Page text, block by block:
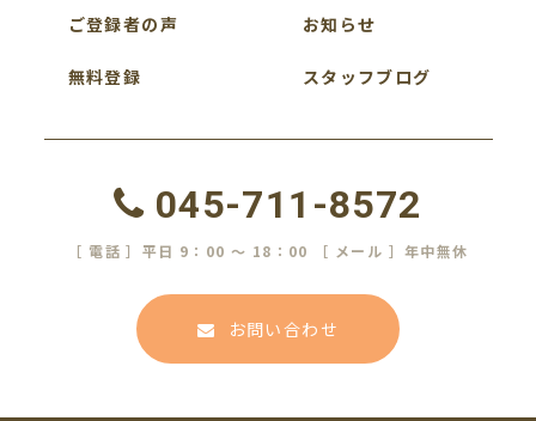
ご登録者の声
無料登録
お知らせ
スタッフブログ
045-711-8572
［ 電話 ］平日 9：00 ～ 18：00 ［ メール ］年中無休
お問い合わせ